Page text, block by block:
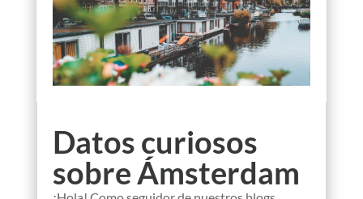
Datos curiosos
sobre Ámsterdam